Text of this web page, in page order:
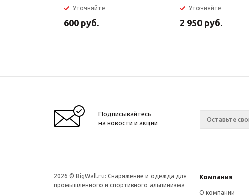
Уточняйте
600 руб.
Уточняйте
2 950 руб.
Подписывайтесь
на новости и акции
2026 © BigWall.ru: Снаряжение и одежда для
промышленного и спортивного альпинизма
Компания
О компании